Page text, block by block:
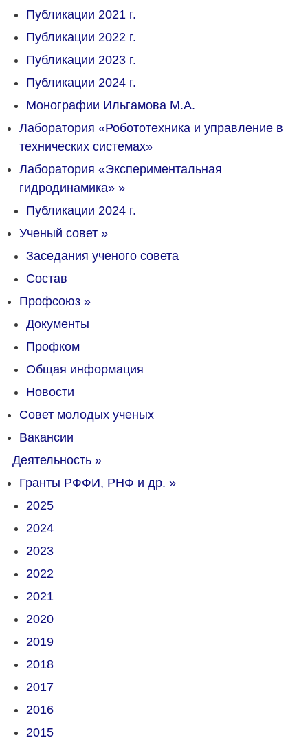
Публикации 2021 г.
Публикации 2022 г.
Публикации 2023 г.
Публикации 2024 г.
Монографии Ильгамова М.А.
Лаборатория «Робототехника и управление в
технических системах»
Лаборатория «Экспериментальная
гидродинамика» »
Публикации 2024 г.
Ученый совет »
Заседания ученого совета
Состав
Профсоюз »
Документы
Профком
Общая информация
Новости
Совет молодых ученых
Вакансии
Деятельность »
Гранты РФФИ, РНФ и др. »
2025
2024
2023
2022
2021
2020
2019
2018
2017
2016
2015